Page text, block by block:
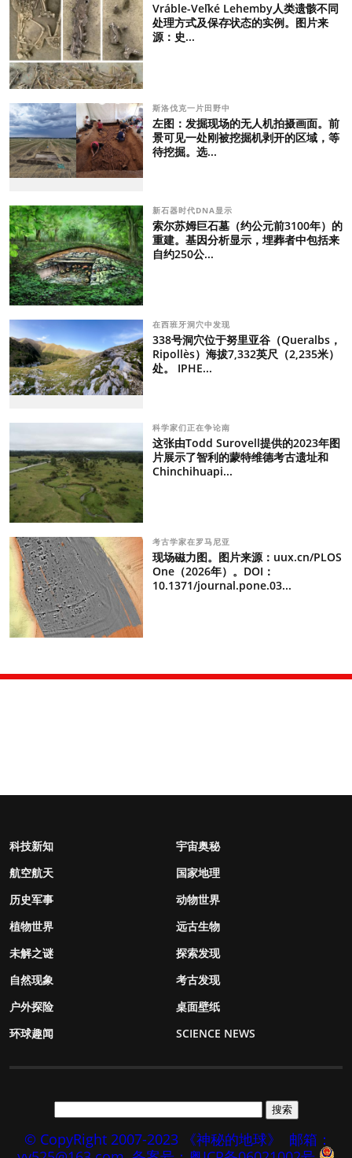
Vráble-Veľké Lehemby人类遗骸不同
处理方式及保存状态的实例。图片来
源：史...
斯洛伐克一片田野中
左图：发掘现场的无人机拍摄画面。前
景可见一处刚被挖掘机剥开的区域，等
待挖掘。选...
新石器时代DNA显示
索尔苏姆巨石墓（约公元前3100年）的
重建。基因分析显示，埋葬者中包括来
自约250公...
在西班牙洞穴中发现
338号洞穴位于努里亚谷（Queralbs，
Ripollès）海拔7,332英尺（2,235米）
处。 IPHE...
科学家们正在争论南
这张由Todd Surovell提供的2023年图
片展示了智利的蒙特维德考古遗址和
Chinchihuapi...
考古学家在罗马尼亚
现场磁力图。图片来源：uux.cn/PLOS
One（2026年）。DOI：
10.1371/journal.pone.03...
科技新知
宇宙奥秘
航空航天
国家地理
历史军事
动物世界
植物世界
远古生物
未解之谜
探索发现
自然现象
考古发现
户外探险
桌面壁纸
环球趣闻
SCIENCE NEWS
© CopyRight 2007-2023 《神秘的地球》
邮箱：